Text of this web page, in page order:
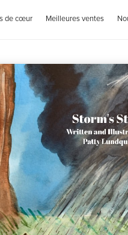
de cœur Meilleures ventes